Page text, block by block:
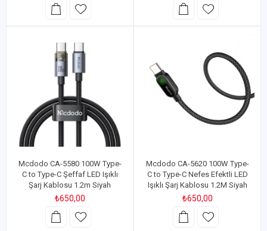
Mcdodo CA-5580 100W Type-
C to Type-C Şeffaf LED Işıklı
Şarj Kablosu 1.2m Siyah
₺650,00
Mcdodo CA-5620 100W Type-
C to Type-C Nefes Efektli LED
Işıklı Şarj Kablosu 1.2M Siyah
₺650,00